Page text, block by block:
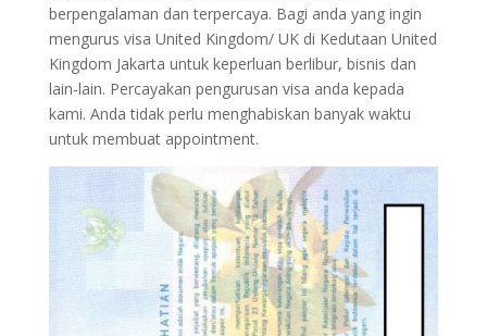
berpengalaman dan terpercaya. Bagi anda yang ingin
mengurus visa United Kingdom/ UK di Kedutaan United
Kingdom Jakarta untuk keperluan berlibur, bisnis dan
lain-lain. Percayakan pengurusan visa anda kepada
kami. Anda tidak perlu menghabiskan banyak waktu
untuk membuat appointment.